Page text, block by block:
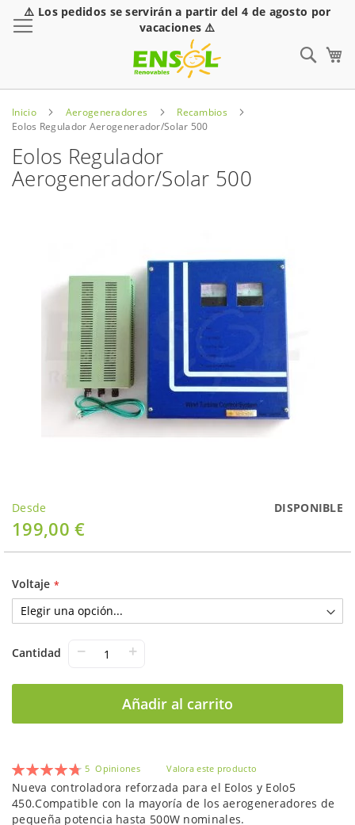
⚠️ Los pedidos se servirán a partir del 4 de agosto por
vacaciones ⚠️
Inicio Aerogeneradores
Recambios
Eolos Regulador Aerogenerador/Solar 500
Eolos Regulador
Aerogenerador/Solar 500
Desde
199,00 €
DISPONIBLE
Voltaje
Cantidad − +
Añadir al carrito
Saltar
al
comienzo
de
galería
de
imágenes
Valoración:
96
% of
5 Opiniones Valora este producto
Nueva controladora reforzada para el Eolos y Eolo5
450.Compatible con la mayoría de los aerogeneradores de
pequeña potencia hasta 500W nominales.